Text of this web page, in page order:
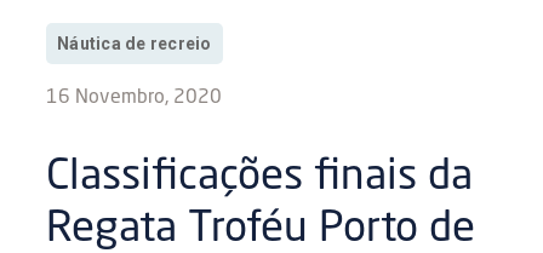
Náutica de recreio
16 Novembro, 2020
Classificações finais da
Regata Troféu Porto de